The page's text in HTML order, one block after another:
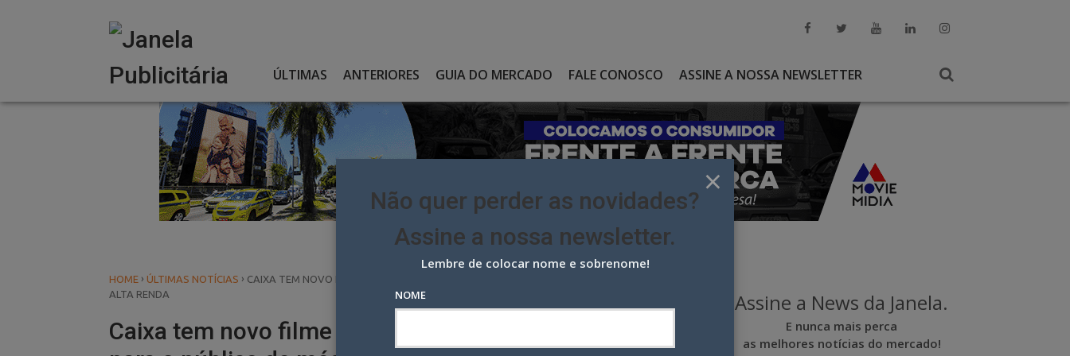
ÚLTIMAS ANTERIORES GUIA DO MERCADO FALE CONOSCO ASSINE A NOSSA NEWSLETTER
HOME › ÚLTIMAS NOTÍCIAS › CAIXA TEM NOVO FILME DA BINDER, EM CAMPANHA VOLTADA PARA O PÚBLICO DE MÉDIA E
ALTA RENDA
Caixa tem novo filme da Binder, em campanha voltada
Assine a News da Janela.
E nunca mais perca
as melhores notícias do mercado!
×
Não quer perder as novidades?
Assine a nossa newsletter.
Lembre de colocar nome e sobrenome!
NOME